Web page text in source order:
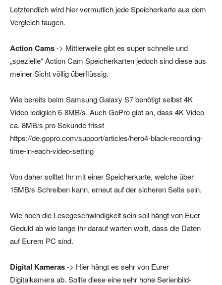
Letztendlich wird hier vermutlich jede Speicherkarte aus dem
Vergleich taugen.
Action Cams-> Mittlerweile gibt es super schnelle und
„spezielle“ Action Cam Speicherkarten jedoch sind diese aus
meiner Sicht völlig überflüssig.
Wie bereits beim Samsung Galaxy S7 benötigt selbst 4K
Video lediglich 6-8MB/s. Auch GoPro gibt an, dass 4K Video
ca. 8MB/s pro Sekunde frisst
https://de.gopro.com/support/articles/hero4-black-recording-
time-in-each-video-setting
Von daher solltet Ihr mit einer Speicherkarte, welche über
15MB/s Schreiben kann, erneut auf der sicheren Seite sein.
Wie hoch die Lesegeschwindigkeit sein soll hängt von Euer
Geduld ab wie lange Ihr darauf warten wollt, dass die Daten
auf Eurem PC sind.
Digital Kameras-> Hier hängt es sehr von Eurer
Digitalkamera ab. Sollte diese eine sehr hohe Serienbild-